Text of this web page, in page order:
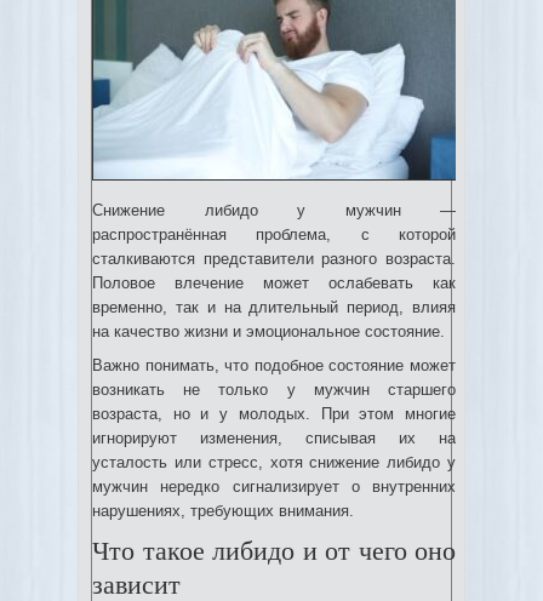
Снижение либидо у мужчин —
распространённая проблема, с которой
сталкиваются представители разного возраста.
Половое влечение может ослабевать как
временно, так и на длительный период, влияя
на качество жизни и эмоциональное состояние.
Важно понимать, что подобное состояние может
возникать не только у мужчин старшего
возраста, но и у молодых. При этом многие
игнорируют изменения, списывая их на
усталость или стресс, хотя снижение либидо у
мужчин нередко сигнализирует о внутренних
нарушениях, требующих внимания.
Что такое либидо и от чего оно
зависит